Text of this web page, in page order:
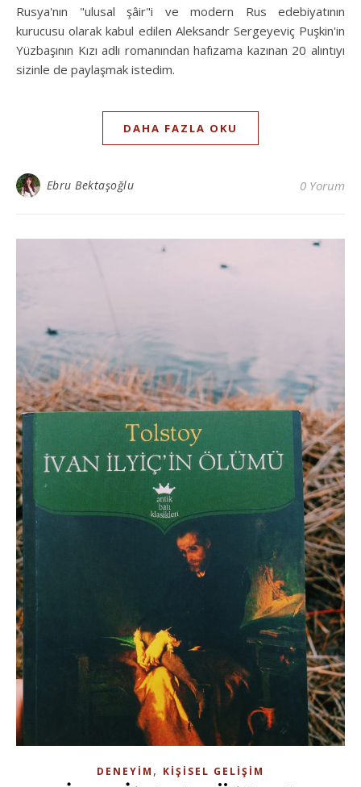
Rusya'nın "ulusal şâir"i ve modern Rus edebiyatının
kurucusu olarak kabul edilen Aleksandr Sergeyeviç Puşkin'in
Yüzbaşının Kızı adlı romanından hafızama kazınan 20 alıntıyı
sizinle de paylaşmak istedim.
DAHA FAZLA OKU
Ebru Bektaşoğlu 0 Yorum
DENEYIM , KIŞISEL GELIŞIM